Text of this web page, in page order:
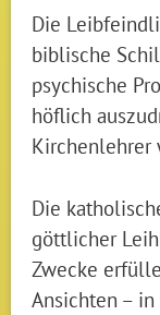
Die
biblische
psychische
höflich
Kirchenlehrer
Die
göttlicher
Zwecke
Ansichten –